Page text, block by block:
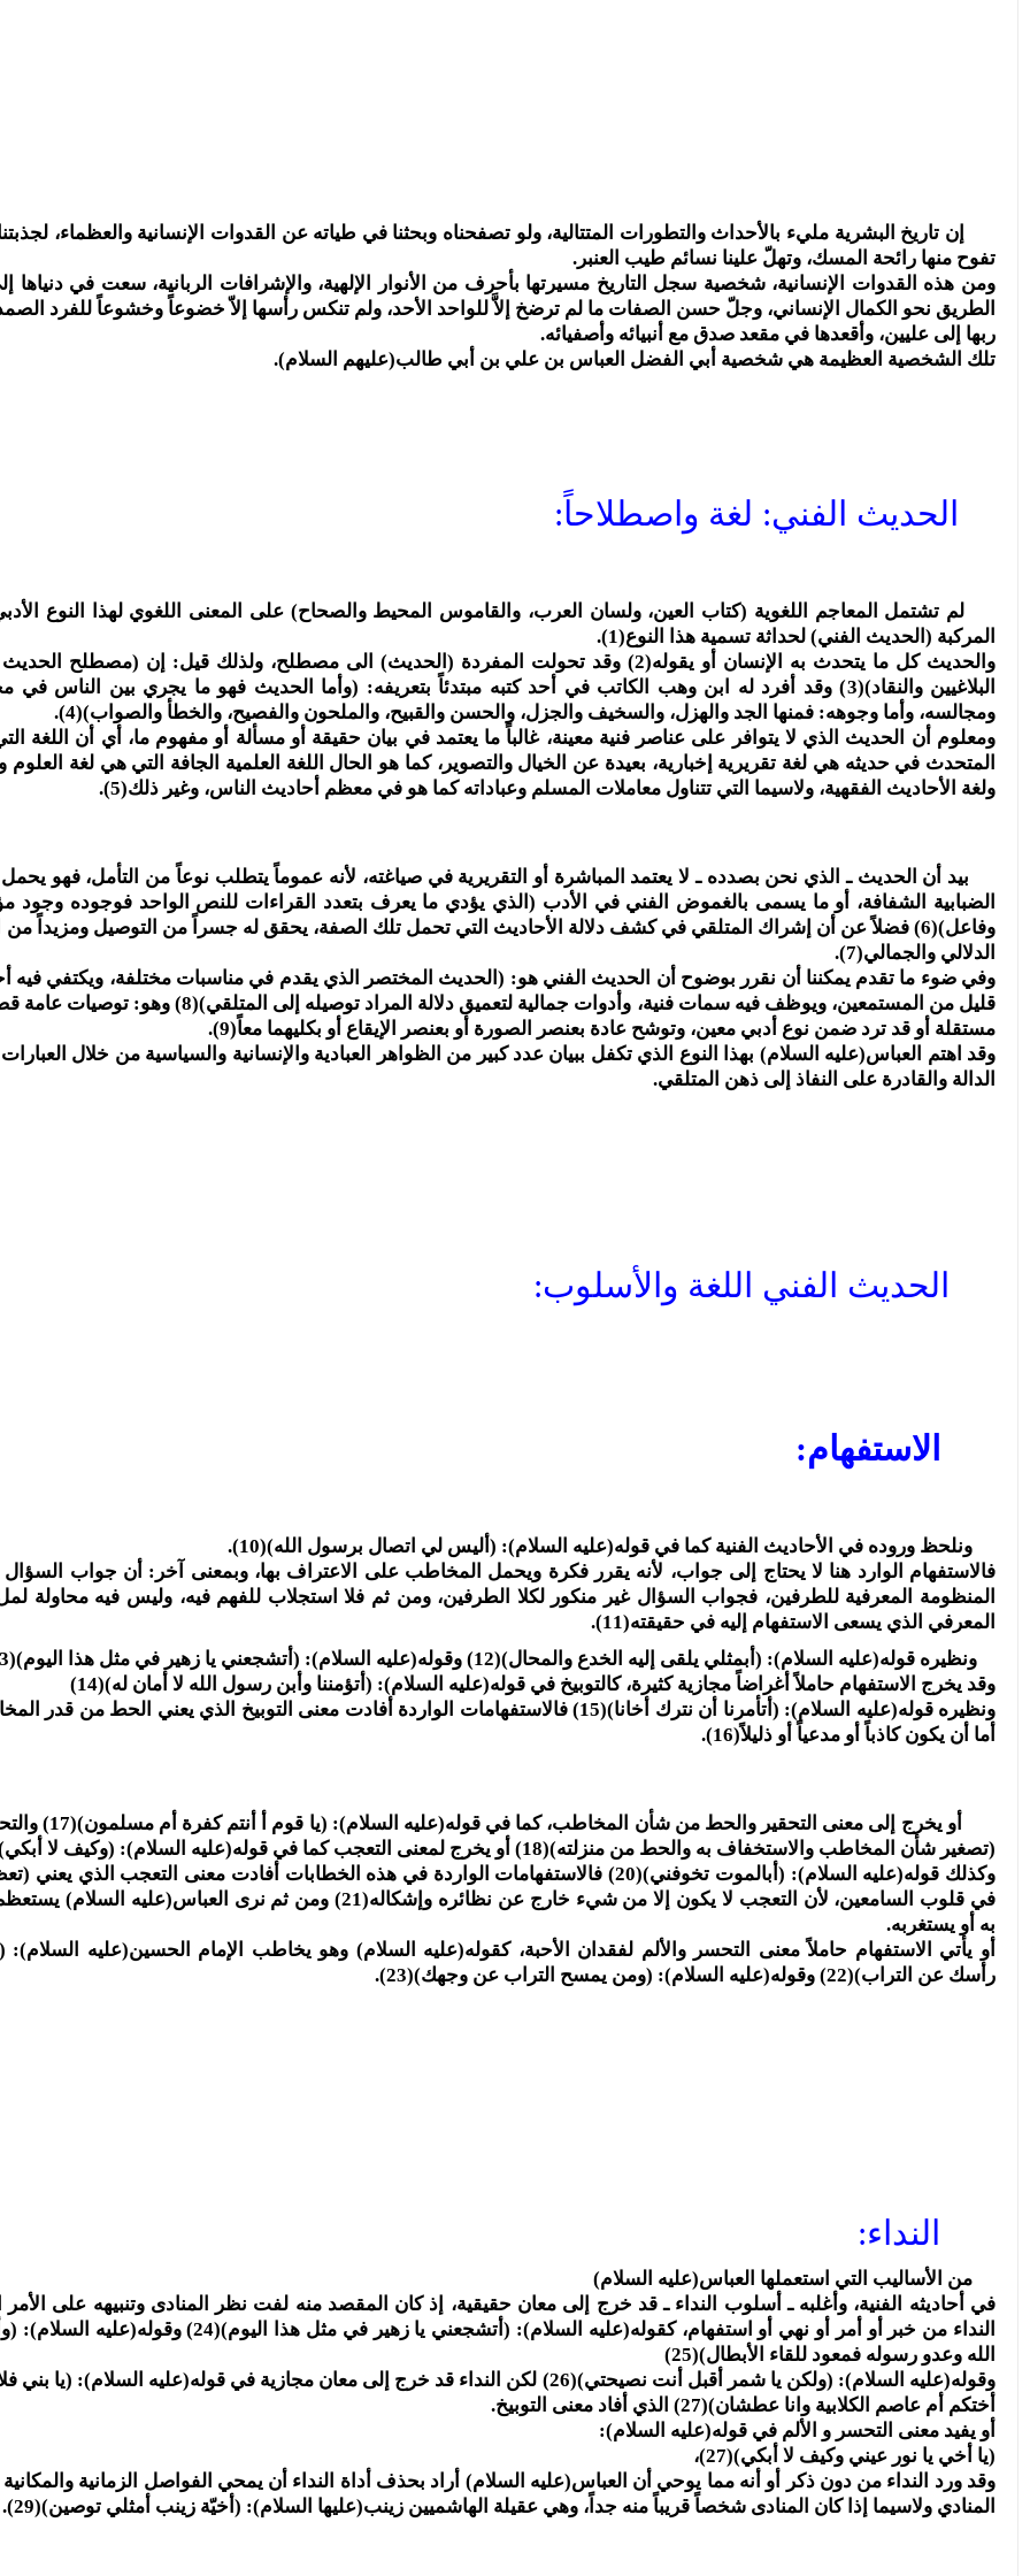
إن تاريخ البشرية مليء بالأحداث والتطورات المتتالية، ولو تصفحناه وبحثنا في طياته عن القدوات الإنسانية والعظماء،
تفوح منها رائحة المسك، وتهلّ علينا نسائم طيب العنبر.
ومن هذه القدوات الإنسانية، شخصية سجل التاريخ مسيرتها بأحرف من الأنوار الإلهية، والإشرافات الربانية، سعت في دنياها
الطريق نحو الكمال الإنساني، وجلّ حسن الصفات ما لم ترضخ إلاَّ للواحد الأحد، ولم تنكس رأسها إلاّ خضوعاً وخشوعاً للفرد
ربها إلى عليين، وأقعدها في مقعد صدق مع أنبيائه وأصفيائه.
تلك الشخصية العظيمة هي شخصية أبي الفضل العباس بن علي بن أبي طالب(عليهم السلام).
الحديث الفني: لغة واصطلاحاً:
لم تشتمل المعاجم اللغوية (كتاب العين، ولسان العرب، والقاموس المحيط والصحاح) على المعنى اللغوي لهذا النوع
المركبة (الحديث الفني) لحداثة تسمية هذا النوع(1).
والحديث كل ما يتحدث به الإنسان أو يقوله(2) وقد تحولت المفردة (الحديث) الى مصطلح، ولذلك قيل: إن (مصطلح
البلاغيين والنقاد)(3) وقد أفرد له ابن وهب الكاتب في أحد كتبه مبتدئاً بتعريفه: (وأما الحديث فهو ما يجري بين الناس في
ومجالسه، وأما وجوهه: فمنها الجد والهزل، والسخيف والجزل، والحسن والقبيح، والملحون والفصيح، والخطأ والصواب)(4).
ومعلوم أن الحديث الذي لا يتوافر على عناصر فنية معينة، غالباً ما يعتمد في بيان حقيقة أو مسألة أو مفهوم ما، أي أن اللغة
المتحدث في حديثه هي لغة تقريرية إخبارية، بعيدة عن الخيال والتصوير، كما هو الحال اللغة العلمية الجافة التي هي لغة العلوم
ولغة الأحاديث الفقهية، ولاسيما التي تتناول معاملات المسلم وعباداته كما هو في معظم أحاديث الناس، وغير ذلك(5).
بيد أن الحديث ـ الذي نحن بصدده ـ لا يعتمد المباشرة أو التقريرية في صياغته، لأنه عموماً يتطلب نوعاً من التأمل، فهو
الضبابية الشفافة، أو ما يسمى بالغموض الفني في الأدب (الذي يؤدي ما يعرف بتعدد القراءات للنص الواحد فوجوده وجود
وفاعل)(6) فضلاً عن أن إشراك المتلقي في كشف دلالة الأحاديث التي تحمل تلك الصفة، يحقق له جسراً من التوصيل ومزيداً من
الدلالي والجمالي(7).
وفي ضوء ما تقدم يمكننا أن نقرر بوضوح أن الحديث الفني هو: (الحديث المختصر الذي يقدم في مناسبات مختلفة، ويكتفي فيه
قليل من المستمعين، ويوظف فيه سمات فنية، وأدوات جمالية لتعميق دلالة المراد توصيله إلى
مستقلة أو قد ترد ضمن نوع أدبي معين، وتوشح عادة بعنصر الصورة أو بعنصر الإيقاع أو بكليهما معاً(9).
وقد اهتم العباس(عليه السلام) بهذا النوع الذي تكفل ببيان عدد كبير من الظواهر العبادية والإنسانية والسياسية من خلال
الدالة والقادرة على النفاذ إلى ذهن المتلقي.
الحديث الفني اللغة والأسلوب:
الاستفهام:
ونلحظ وروده في الأحاديث الفنية كما في قوله(عليه السلام): (أليس لي اتصال برسول الله)(10).
فالاستفهام الوارد هنا لا يحتاج إلى جواب، لأنه يقرر فكرة ويحمل المخاطب على الاعتراف بها، وبمعنى آخر: أن جواب
المنظومة المعرفية للطرفين، فجواب السؤال غير منكور لكلا الطرفين، ومن ثم فلا استجلاب للفهم فيه، وليس فيه محاولة
المعرفي الذي يسعى الاستفهام إليه في حقيقته(11).
ونظيره قوله(عليه السلام): (أبمثلي يلقى إليه الخدع والمحال)(12) وقوله(عليه السلام): (أتشجعني يا زهير في مثل هذا اليوم)(13).
وقد يخرج الاستفهام حاملاً أغراضاً مجازية كثيرة، كالتوبيخ في قوله(عليه السلام): (أتؤمننا وأبن رسول الله لا أمان له)(14)
ونظيره قوله(عليه السلام): (أتأمرنا أن نترك أخانا)(15) فالاستفهامات الواردة أفادت معنى التوبيخ الذي يعني الحط من
أما أن يكون كاذباً أو مدعياً أو ذليلاً(16).
أو يخرج إلى معنى التحقير والحط من شأن
(تصغير شأن المخاطب والاستخفاف به والحط من منزلته)(18) أو يخرج لمعنى التعجب كما في قوله(عليه السلام): (وكيف لا أبكي)(19)
وكذلك قوله(عليه السلام): (أبالموت تخوفني)(20) فالاستفهامات الواردة في هذه الخطابات أفادت معنى التعجب الذي يعني
في قلوب السامعين، لأن التعجب لا يكون إلا من شيء خارج عن نظائره وإشكاله(21) ومن ثم نرى العباس(عليه
به أو يستغربه.
أو يأتي الاستفهام حاملاً معنى التحسر والألم لفقدان الأحبة، كقوله(عليه السلام) وهو يخاطب الإمام الحسين(عليه
رأسك عن التراب)(22) وقوله(عليه السلام): (ومن يمسح التراب عن وجهك)(23).
النداء:
من الأساليب التي استعملها العباس(عليه السلام)
في أحاديثه الفنية، وأغلبه ـ أسلوب النداء ـ قد خرج إلى معان حقيقية، إذ كان المقصد منه لفت نظر المنادى وتنبيهه على الأمر
النداء من خبر أو أمر أو نهي أو استفهام، كقوله(عليه السلام): (أتشجعني يا زهير في مثل هذا
الله وعدو رسوله فمعود للقاء الأبطال)(25)
وقوله(عليه السلام): (ولكن يا شمر أقبل أنت نصيحتي)(26) لكن النداء قد خرج إلى معان مجازية في قوله(عليه السلام): (يا
أختكم أم عاصم الكلابية وانا عطشان)(27)
الذي أفاد معنى التوبيخ.
أو يفيد معنى التحسر و الألم في قوله(عليه السلام):
(يا أخي يا نور عيني وكيف لا أبكي)(27)،
وقد ورد النداء من دون ذكر أو أنه مما يوحي أن العباس(عليه السلام) أراد بحذف أداة النداء أن يمحي الفواصل الزمانية والمكانية
المنادي ولاسيما إذا كان المنادى شخصاً قريباً منه جداً، وهي عقيلة الهاشميين زينب(عليها السلام): (أخيّة زينب أمثلي توصين)(29).